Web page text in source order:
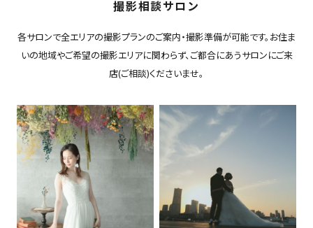
撮影相談サロン
各サロンで全エリアの撮影プランのご案内・撮影準備が可能です。お住ま
いの地域やご希望の撮影エリアに関わらず、ご都合にあうサロンにご来
店(ご相談)くださいませ。